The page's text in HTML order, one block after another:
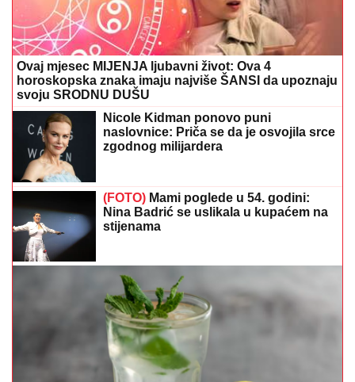
Ovaj mjesec MIJENJA ljubavni život: Ova 4
horoskopska znaka imaju najviše ŠANSI da upoznaju
svoju SRODNU DUŠU
Nicole Kidman ponovo puni
naslovnice: Priča se da je osvojila srce
zgodnog milijardera
(FOTO) Mami poglede u 54. godini:
Nina Badrić se uslikala u kupaćem na
stijenama